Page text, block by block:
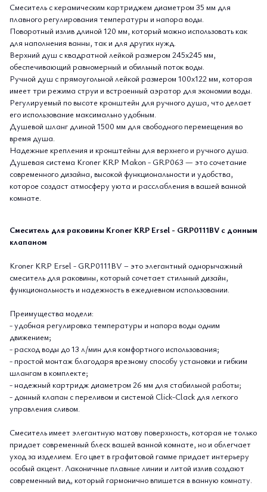
Смеситель с керамическим картриджем диаметром 35 мм для
плавного регулирования температуры и напора воды.
Поворотный излив длиной 120 мм, который можно использовать как
для наполнения ванны, так и для других нужд.
Верхний душ с квадратной лейкой размером 245x245 мм,
обеспечивающий равномерный и обильный поток воды.
Ручной душ с прямоугольной лейкой размером 100x122 мм, которая
имеет три режима струи и встроенный аэратор для экономии воды.
Регулируемый по высоте кронштейн для ручного душа, что делает
его использование максимально удобным.
Душевой шланг длиной 1500 мм для свободного перемещения во
время душа.
Надежные крепления и кронштейны для верхнего и ручного душа.
Душевая система Kroner KRP Makon - GRP063 — это сочетание
современного дизайна, высокой функциональности и удобства,
которое создаст атмосферу уюта и расслабления в вашей ванной
комнате.
Смеситель для раковины Kroner KRP Ersel - GRP0111BV с донным
клапаном
Kroner KRP Ersel - GRP0111BV – это элегантный однорычажный
смеситель для раковины, который сочетает стильный дизайн,
функциональность и надежность в ежедневном использовании.
Преимущества модели:
- удобная регулировка температуры и напора воды одним
движением;
- расход воды до 13 л/мин для комфортного использования;
- простой монтаж благодаря врезному способу установки и гибким
шлангам в комплекте;
- надежный картридж диаметром 26 мм для стабильной работы;
- донный клапан с переливом и системой Click-Clack для легкого
управления сливом.
Смеситель имеет элегантную матову поверхность, которая не только
придает современный блеск вашей ванной комнате, но и облегчает
уход за изделием. Его цвет в графитовой гамме придает интерьеру
особый акцент. Лаконичные плавные линии и литой излив создают
современный вид, который гармонично впишется в ванную комнату.